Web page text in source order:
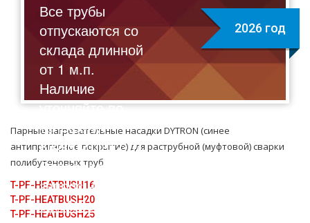
Все трубы
отпускаются со
склада длинной
от 1 м.п.
Наличие
уточняйте по
телефону:
8(495)211-17-01
Отправляйте
запрос на почту:
sale@flexalen.company
2026 год
Парные нагревательные насадки DYTRON (синее
антипригарное покрытие) для растpубной (муфтовой) сварки
полибутеновых тpуб
T-PF-HEATBUSH16
T-PF-HEATBUSH20
T-PF-HEATBUSH25